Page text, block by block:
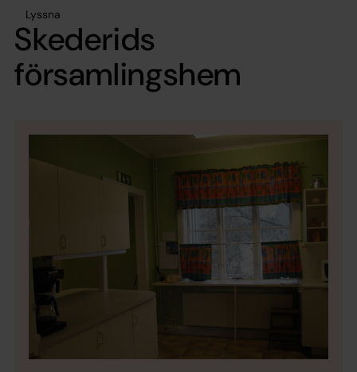
Lyssna
Skederids
församlingshem